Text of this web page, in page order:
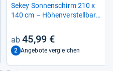
Sekey Son­nen­schirm 210 x
140 cm – Höhen­ver­stell­bar
45,99 €
2 Angebote vergleichen